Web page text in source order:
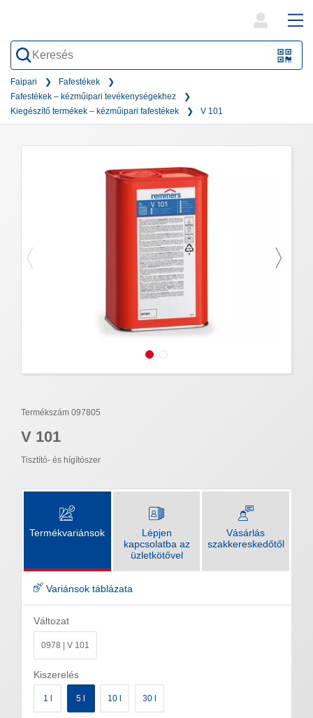
QR-
form
Faipari
Fafestékek
Fafestékek – kézműipari tevékenységekhez
Kiegészítő termékek – kézműipari fafestékek
V 101
Termékszám 097805
V 101
Tisztító- és hígítószer
Termékvariánsok
Lépjen
kapcsolatba az
üzletkötővel
Vásárlás
szakkereskedőtől
Variánsok táblázata
Változat
0978 | V 101
Kiszerelés
1 l 5 l 10 l 30 l